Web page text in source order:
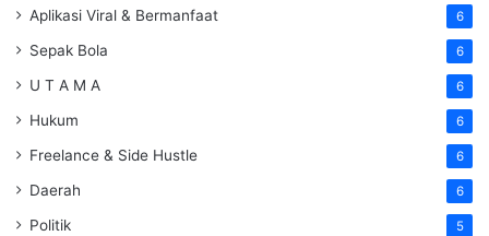
Aplikasi Viral & Bermanfaat 6
Sepak Bola 6
U T A M A 6
Hukum 6
Freelance & Side Hustle 6
Daerah 6
Politik 5